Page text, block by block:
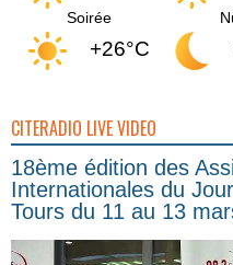
Soirée
+26°C
CITERADIO LIVE VIDEO
18ème édition des
Internationales du
Tours du 11 au 13